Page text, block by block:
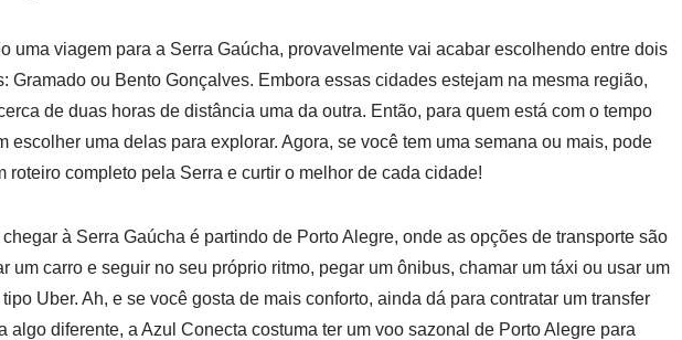
uma viagem para a Serra Gaúcha, provavelmente vai acabar escolhendo entre dois
Gramado ou Bento Gonçalves. Embora essas cidades estejam na mesma região,
de duas horas de distância uma da outra. Então, para quem está com o tempo
escolher uma delas para explorar. Agora, se você tem uma semana ou mais, pode
roteiro completo pela Serra e curtir o melhor de cada cidade!
à Serra Gaúcha é partindo de Porto Alegre, onde as opções de transporte são
um carro e seguir no seu próprio ritmo, pegar um ônibus, chamar um táxi ou usar um
Uber. Ah, e se você gosta de mais conforto, ainda dá para contratar um transfer
algo diferente, a Azul Conecta costuma ter um voo sazonal de Porto Alegre para